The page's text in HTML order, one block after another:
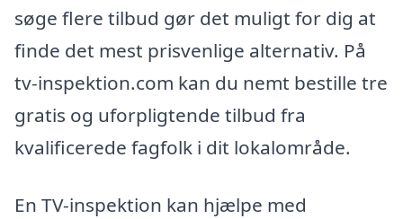
søge flere tilbud gør det muligt for dig at
finde det mest prisvenlige alternativ. På
tv-inspektion.com kan du nemt bestille tre
gratis og uforpligtende tilbud fra
kvalificerede fagfolk i dit lokalområde.
En TV-inspektion kan hjælpe med